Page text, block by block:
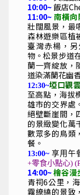
10:00~飯店
11:00~ 南橫
壯闊風景，最
森林遊樂區植
臺灣赤楊，
物。松景步道
蘭一齊綻放，
道染滿蘭花幽
12:30~埡口觀
至高點，海拔
雄市的交界處
絕壁斷崖間，
的景緻變化萬
數眾多的鳥類
餐。
13:00~ 享用午
+零食小點心)
14:00~檜谷漫
青祠6公里，
霧繚繞的景致